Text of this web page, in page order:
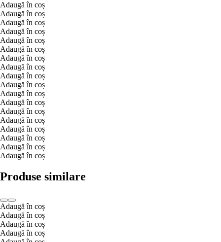
Adaugă în coș
Adaugă în coș
Adaugă în coș
Adaugă în coș
Adaugă în coș
Adaugă în coș
Adaugă în coș
Adaugă în coș
Adaugă în coș
Adaugă în coș
Adaugă în coș
Adaugă în coș
Adaugă în coș
Adaugă în coș
Adaugă în coș
Adaugă în coș
Adaugă în coș
Adaugă în coș
Produse similare
Adaugă în coș
Adaugă în coș
Adaugă în coș
Adaugă în coș